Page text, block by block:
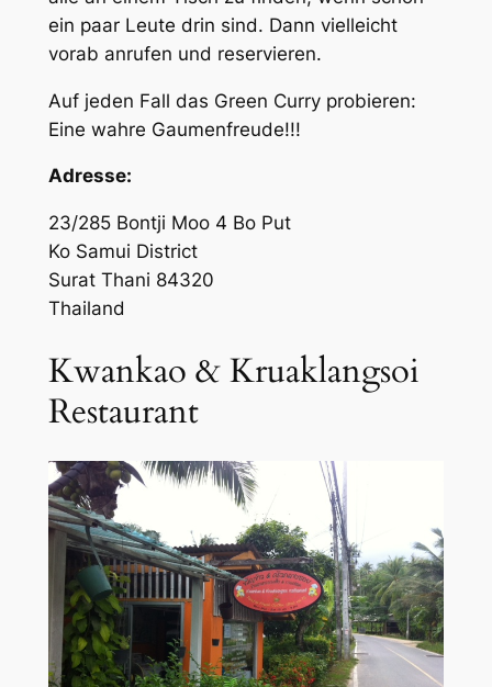
ein paar Leute drin sind. Dann vielleicht
vorab anrufen und reservieren.
Auf jeden Fall das Green Curry probieren:
Eine wahre Gaumenfreude!!!
Adresse:
23/285 Bontji Moo 4 Bo Put
Ko Samui District
Surat Thani 84320
Thailand
Kwankao & Kruaklangsoi
Restaurant